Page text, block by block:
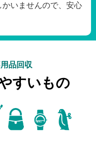
いませんので、安心
品回収
すいもの